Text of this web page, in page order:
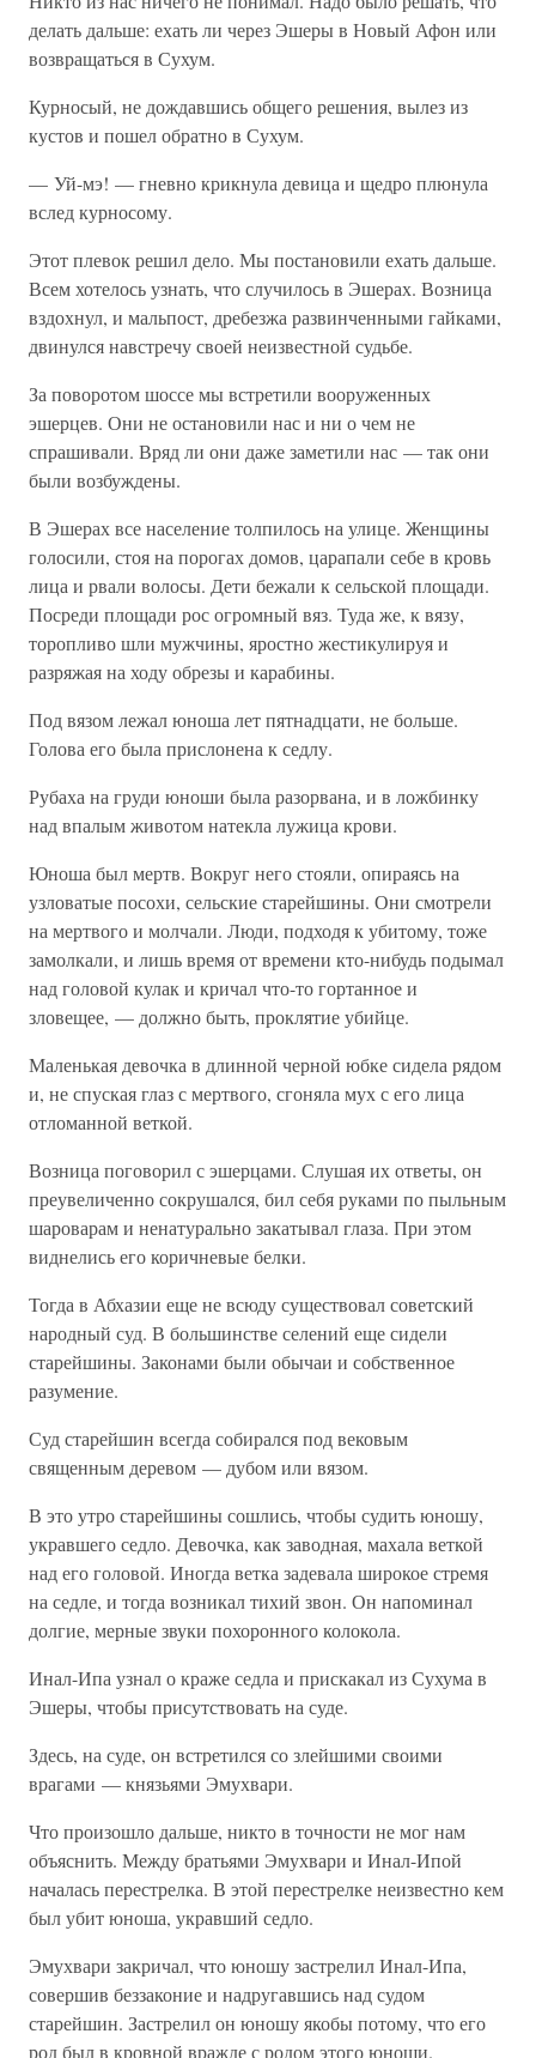
делать дальше: ехать ли через Эшеры в Новый Афон или
возвращаться в Сухум.
Курносый, не дождавшись общего решения, вылез из
кустов и пошел обратно в Сухум.
— Уй-мэ! — гневно крикнула девица и щедро плюнула
вслед курносому.
Этот плевок решил дело. Мы постановили ехать дальше.
Всем хотелось узнать, что случилось в Эшерах. Возница
вздохнул, и мальпост, дребезжа развинченными гайками,
двинулся навстречу своей неизвестной судьбе.
За поворотом шоссе мы встретили вооруженных
эшерцев. Они не остановили нас и ни о чем не
спрашивали. Вряд ли они даже заметили нас — так они
были возбуждены.
В Эшерах все население толпилось на улице. Женщины
голосили, стоя на порогах домов, царапали себе в кровь
лица и рвали волосы. Дети бежали к сельской площади.
Посреди площади рос огромный вяз. Туда же, к вязу,
торопливо шли мужчины, яростно жестикулируя и
разряжая на ходу обрезы и карабины.
Под вязом лежал юноша лет пятнадцати, не больше.
Голова его была прислонена к седлу.
Рубаха на груди юноши была разорвана, и в ложбинку
над впалым животом натекла лужица крови.
Юноша был мертв. Вокруг него стояли, опираясь на
узловатые посохи, сельские старейшины. Они смотрели
на мертвого и молчали. Люди, подходя к убитому, тоже
замолкали, и лишь время от времени кто-нибудь подымал
над головой кулак и кричал что-то гортанное и
зловещее, — должно быть, проклятие убийце.
Маленькая девочка в длинной черной юбке сидела рядом
и, не спуская глаз с мертвого, сгоняла мух с его лица
отломанной веткой.
Возница поговорил с эшерцами. Слушая их ответы, он
преувеличенно сокрушался, бил себя руками по пыльным
шароварам и ненатурально закатывал глаза. При этом
виднелись его коричневые белки.
Тогда в Абхазии еще не всюду существовал советский
народный суд. В большинстве селений еще сидели
старейшины. Законами были обычаи и собственное
разумение.
Суд старейшин всегда собирался под вековым
священным деревом — дубом или вязом.
В это утро старейшины сошлись, чтобы судить юношу,
укравшего седло. Девочка, как заводная, махала веткой
над его головой. Иногда ветка задевала широкое стремя
на седле, и тогда возникал тихий звон. Он напоминал
долгие, мерные звуки похоронного колокола.
Инал-Ипа узнал о краже седла и прискакал из Сухума в
Эшеры, чтобы присутствовать на суде.
Здесь, на суде, он встретился со злейшими своими
врагами — князьями Эмухвари.
Что произошло дальше, никто в точности не мог нам
объяснить. Между братьями Эмухвари и Инал-Ипой
началась перестрелка. В этой перестрелке неизвестно кем
был убит юноша, укравший седло.
Эмухвари закричал, что юношу застрелил Инал-Ипа,
совершив беззаконие и надругавшись над судом
старейшин. Застрелил он юношу якобы потому, что его
род был в кровной вражде с родом этого юноши.